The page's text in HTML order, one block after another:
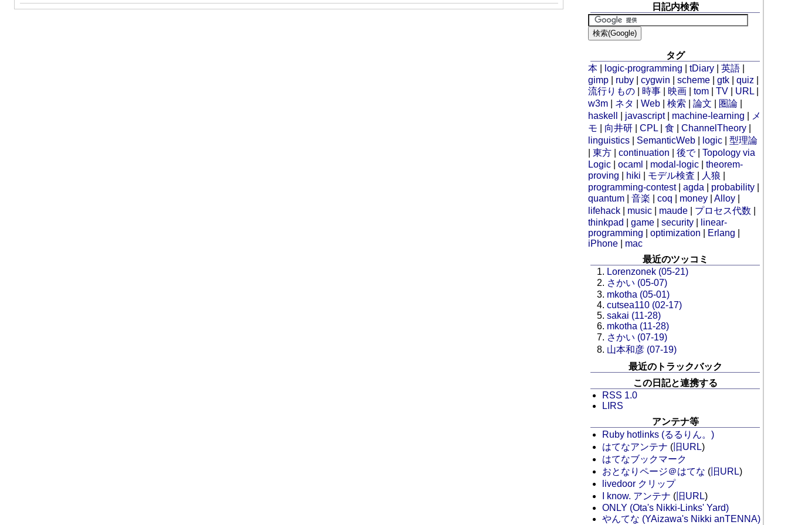
日記内検索
タグ
本
logic-programming |tDiary |英語
gimp
ruby |cygwin |scheme |gtk |quiz
流行りもの
時事 映画 |tom |TV URL
w3m
ネタ |Web |検索 |論文 圏論
haskell
javascript| machine-learning
メ
モ
向井研 |CPL |食 |ChannelTheory
linguistics
SemanticWeb logic |型理論
|東方 |continuation |後で|Topology via
Logic |ocaml modal-logic |theorem-
proving
hiki モデル検査 人狼
programming-contest|agda probability
quantum |音楽 |coq money |Alloy
lifehack
music maude プロセス代数
thinkpad
|game |security
linear-
programming |optimization Erlang
iPhone
mac
最近のツッコミ
Lorenzonek (05-21)
さかい (05-07)
mkotha (05-01)
cutsea110 (02-17)
sakai (11-28)
mkotha (11-28)
さかい (07-19)
山本和彦 (07-19)
最近のトラックバック
この日記と連携する
RSS 1.0
LIRS
アンテナ等
Ruby hotlinks (るるりん。)
はてなアンテナ ( 旧URL)
はてなブックマーク
おとなりページ＠はてな ( 旧URL)
livedoor クリップ
I know. アンテナ ( 旧URL)
ONLY (Ota's Nikki-Links' Yard)
やんてな (YAizawa's Nikki anTENNA)